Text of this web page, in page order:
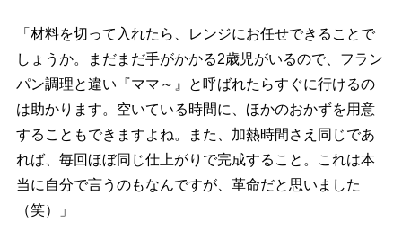
「材料を切って入れたら、レンジにお任せできることで
しょうか。まだまだ手がかかる2歳児がいるので、フラン
パン調理と違い『ママ～』と呼ばれたらすぐに行けるの
は助かります。空いている時間に、ほかのおかずを用意
することもできますよね。また、加熱時間さえ同じであ
れば、毎回ほぼ同じ仕上がりで完成すること。これは本
当に自分で言うのもなんですが、革命だと思いました
（笑）」